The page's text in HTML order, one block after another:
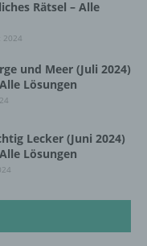
Rätsel – Alle
2024
und Meer (Juli 2024)
Lösungen
Lecker (Juni 2024)
Lösungen
gewährleisten,
Daten nicht
Verarbeitung
Verarbeitung
oder
die Zwecke